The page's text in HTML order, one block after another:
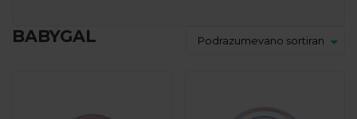
BABYGAL